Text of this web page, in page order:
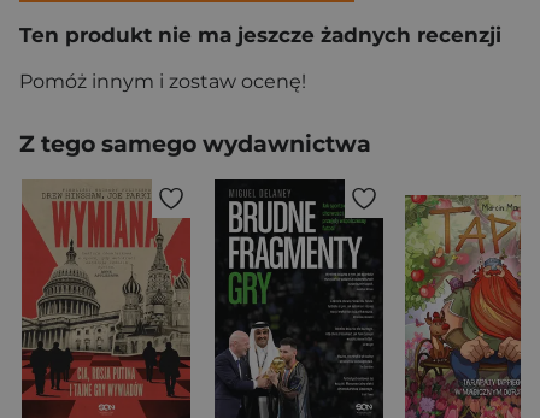
Ten produkt nie ma jeszcze żadnych recenzji
Pomóż innym i zostaw ocenę!
Z tego samego wydawnictwa